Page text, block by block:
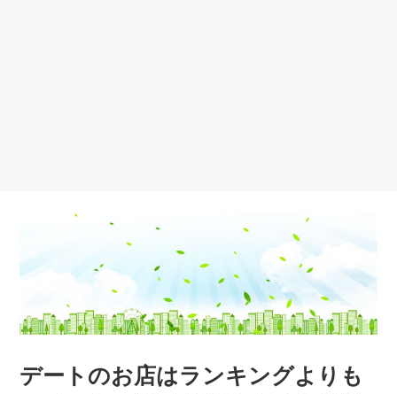
デートのお店はランキングよりも